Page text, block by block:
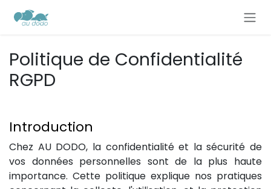
Se rendre au contenu
Politique de Confidentialité
RGPD
Introduction
Chez AU DODO, la confidentialité et la sécurité de
vos données personnelles sont de la plus haute
importance. Cette politique explique nos pratiques